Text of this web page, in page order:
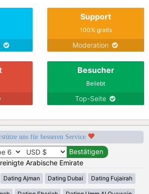
Support
100% gratis
Moderation
Besucher
Beliebt
Top-Seite
uns für besseren Service
Arabische Emirate
Dating Ajman Dating Dubai Dating Fujairah